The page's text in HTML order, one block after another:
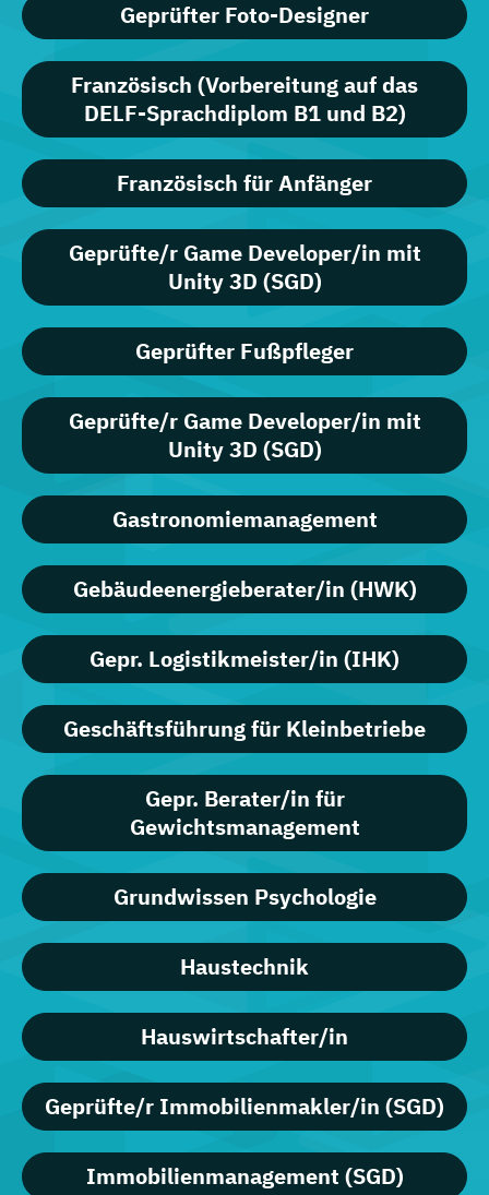
Geprüfter Foto-Designer
Französisch (Vorbereitung auf das
DELF-Sprachdiplom B1 und B2)
Französisch für Anfänger
Geprüfte/r Game Developer/in mit
Unity 3D (SGD)
Geprüfter Fußpfleger
Geprüfte/r Game Developer/in mit
Unity 3D (SGD)
Gastronomiemanagement
Gebäudeenergieberater/in (HWK)
Gepr. Logistikmeister/in (IHK)
Geschäftsführung für Kleinbetriebe
Gepr. Berater/in für
Gewichtsmanagement
Grundwissen Psychologie
Haustechnik
Hauswirtschafter/in
Geprüfte/r Immobilienmakler/in (SGD)
Immobilienmanagement (SGD)